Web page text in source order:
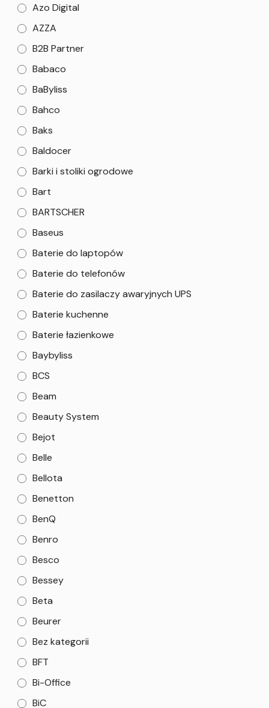
Azo Digital
AZZA
B2B Partner
Babaco
BaByliss
Bahco
Baks
Baldocer
Barki i stoliki ogrodowe
Bart
BARTSCHER
Baseus
Baterie do laptopów
Baterie do telefonów
Baterie do zasilaczy awaryjnych UPS
Baterie kuchenne
Baterie łazienkowe
Baybyliss
BCS
Beam
Beauty System
Bejot
Belle
Bellota
Benetton
BenQ
Benro
Besco
Bessey
Beta
Beurer
Bez kategorii
BFT
Bi-Office
BiC